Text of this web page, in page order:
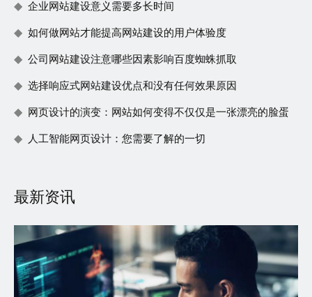
企业网站建设意义需要多长时间
如何做网站才能提高网站建设的用户体验度
公司网站建设注意哪些因素影响百度蜘蛛抓取
选择响应式网站建设优点和没有任何效果原因
网页设计的演变：网站如何变得不仅仅是一张漂亮的脸蛋
人工智能网页设计：您需要了解的一切
最新资讯